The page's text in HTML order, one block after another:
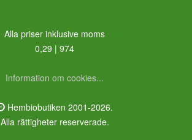
Alla priser inklusive moms
0,29 | 974
Information om cookies...
Hembiobutiken 2001-2026.
Alla rättigheter reserverade.